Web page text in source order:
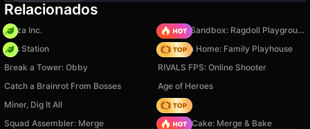
Relacionados
Pizza Inc.
Sprunki Sandbox: Ragdoll Playground Mode
Gas Station
My Town Home: Family Playhouse
Break a Tower: Obby
RIVALS FPS: Online Shooter
Catch a Brainrot From Bosses
Age of Heroes
Miner, Dig It All
Hedgies
Squad Assembler: Merge
Piece of Cake: Merge & Bake